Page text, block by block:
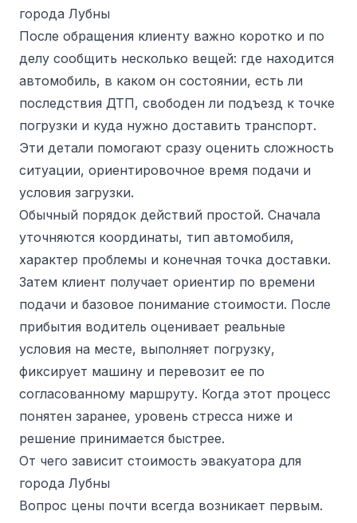
города Лубны
После обращения клиенту важно коротко и по
делу сообщить несколько вещей: где находится
автомобиль, в каком он состоянии, есть ли
последствия ДТП, свободен ли подъезд к точке
погрузки и куда нужно доставить транспорт.
Эти детали помогают сразу оценить сложность
ситуации, ориентировочное время подачи и
условия загрузки.
Обычный порядок действий простой. Сначала
уточняются координаты, тип автомобиля,
характер проблемы и конечная точка доставки.
Затем клиент получает ориентир по времени
подачи и базовое понимание стоимости. После
прибытия водитель оценивает реальные
условия на месте, выполняет погрузку,
фиксирует машину и перевозит ее по
согласованному маршруту. Когда этот процесс
понятен заранее, уровень стресса ниже и
решение принимается быстрее.
От чего зависит стоимость эвакуатора для
города Лубны
Вопрос цены почти всегда возникает первым.